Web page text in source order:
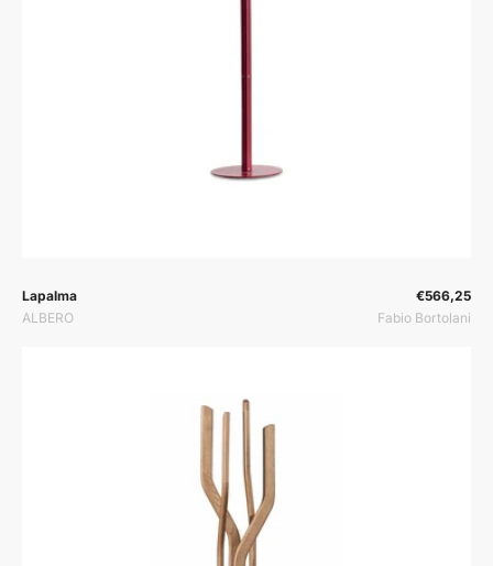
Prodavač:
Lapalma
ALBERO
Prodavač:
€566,25
Fabio Bortolani